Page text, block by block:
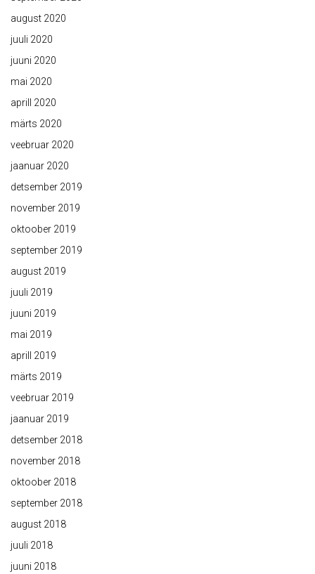
august 2020
juuli 2020
juuni 2020
mai 2020
aprill 2020
märts 2020
veebruar 2020
jaanuar 2020
detsember 2019
november 2019
oktoober 2019
september 2019
august 2019
juuli 2019
juuni 2019
mai 2019
aprill 2019
märts 2019
veebruar 2019
jaanuar 2019
detsember 2018
november 2018
oktoober 2018
september 2018
august 2018
juuli 2018
juuni 2018